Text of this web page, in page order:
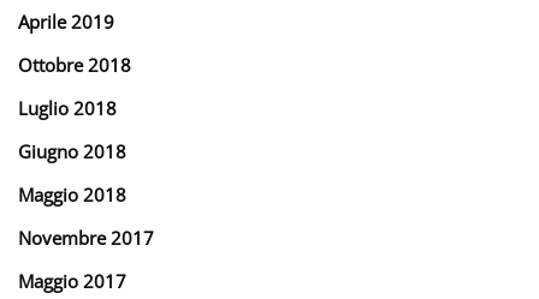
Aprile 2019
Ottobre 2018
Luglio 2018
Giugno 2018
Maggio 2018
Novembre 2017
Maggio 2017